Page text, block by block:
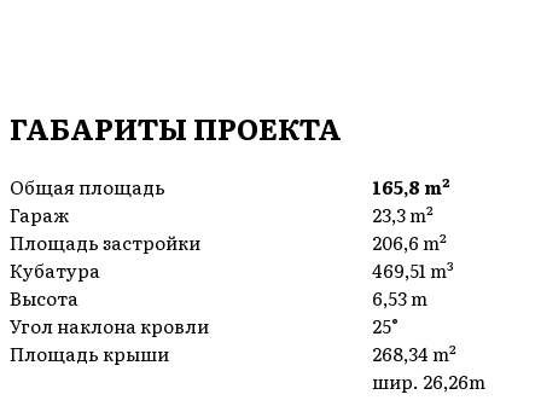
ГАБАРИТЫ ПРОЕКТА
Общая площадь
165,8 m²
Гараж
23,3 m²
Площадь застройки
206,6 m²
Кубатура
469,51 m³
Высота
6,53 m
Угол наклона кровли
25°
Площадь крыши
268,34 m²
шир. 26,26m